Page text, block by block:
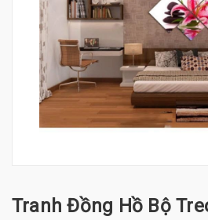
Tranh Đồng Hồ Bộ